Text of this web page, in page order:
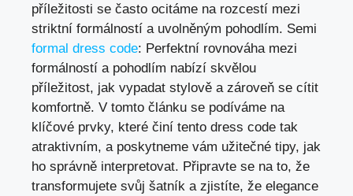
příležitosti se často ocitáme na rozcestí mezi
striktní formálností a uvolněným pohodlím. Semi
formal dress code: Perfektní rovnováha mezi
formálností a pohodlím nabízí skvělou
příležitost, jak vypadat stylově a zároveň se cítit
komfortně. V tomto článku se podíváme na
klíčové prvky, které činí tento dress code tak
atraktivním, a poskytneme vám užitečné tipy, jak
ho správně interpretovat. Připravte se na to, že
transformujete svůj šatník a zjistíte, že elegance